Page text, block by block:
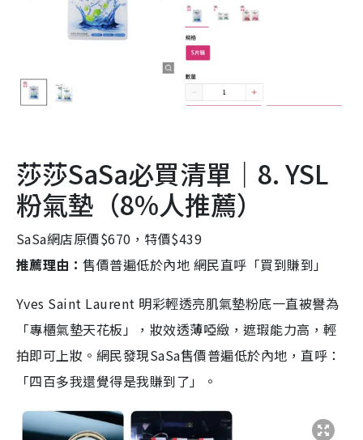
莎莎SaSa必買清單｜8. YSL
粉氣墊（8%人推薦）
SaSa網店原價$670，特價$439
推薦理由：售價普遍低於內地 網民直呼「買到賺到」
Yves Saint Laurent 明彩輕透亮肌氣墊粉底一直被譽為
「專櫃氣墊天花板」，妝效透薄啞緻，遮瑕能力高，輕
拍即可上妝。網民發現SaSa售價普遍低於內地，直呼：
「四百多我還覺得是我賺到了」。